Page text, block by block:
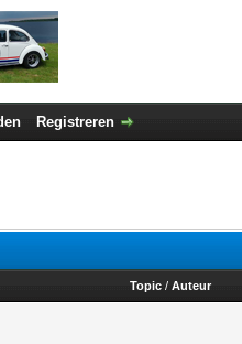
Registreren
Topic / Auteur